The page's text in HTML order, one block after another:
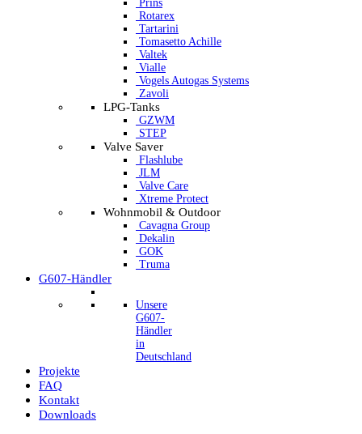
Prins
Rotarex
Tartarini
Tomasetto Achille
Valtek
Vialle
Vogels Autogas Systems
Zavoli
LPG-Tanks
GZWM
STEP
Valve Saver
Flashlube
JLM
Valve Care
Xtreme Protect
Wohnmobil & Outdoor
Cavagna Group
Dekalin
GOK
Truma
G607-Händler
Unsere
G607-
Händler
in
Deutschland
Projekte
FAQ
Kontakt
Downloads